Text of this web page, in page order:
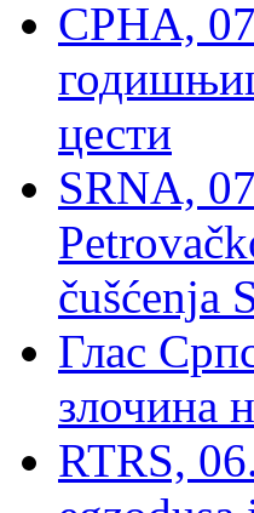
СРНА,
цести
SRNA,
čušćenja
Глас
злочина
RTRS,